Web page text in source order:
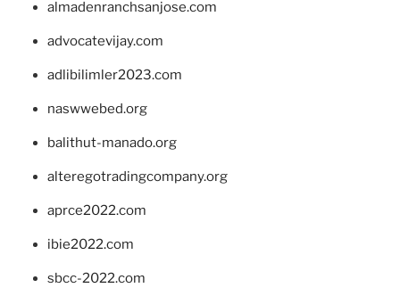
almadenranchsanjose.com
advocatevijay.com
adlibilimler2023.com
naswwebed.org
balithut-manado.org
alteregotradingcompany.org
aprce2022.com
ibie2022.com
sbcc-2022.com